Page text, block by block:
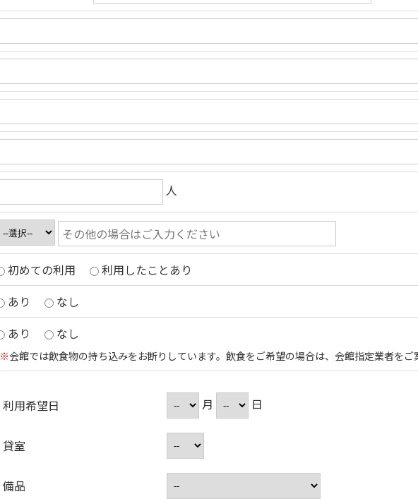
人
初めての利用
利用したことあり
あり なし
あり なし
※会館では飲食物の持ち込みをお断りしています。飲食をご希望の場合は、会館指定業者をご
利用希望日 月 日
貸室
備品